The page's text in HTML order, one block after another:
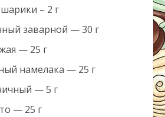
– 2 г
заварной — 30 г
— 25 г
намелака — 25 г
— 5 г
— 25 г